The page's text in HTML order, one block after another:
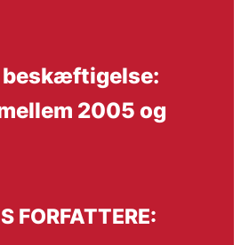
beskæftigelse:
2005 og
FORFATTERE: